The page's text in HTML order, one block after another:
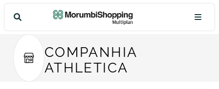
COMPANHIA
ATHLETICA